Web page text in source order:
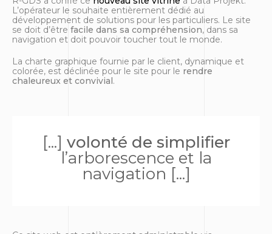
L’opérateur le souhaite entièrement dédié au
développement de solutions pour les particuliers. Le site
se doit d’être facile dans sa compréhension, dans sa
navigation et doit pouvoir toucher tout le monde.
La charte graphique fournie par le client, dynamique et
colorée, est déclinée pour le site pour le rendre
chaleureux et convivial.
[...] volonté de simplifier
l’arborescence et la
navigation [...]